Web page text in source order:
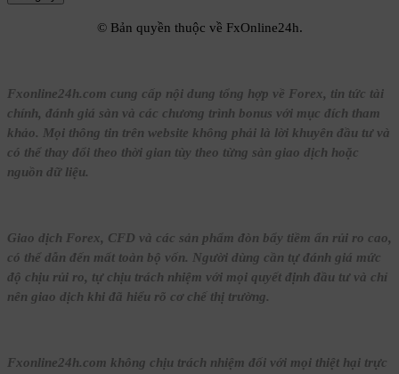
© Bản quyền thuộc về FxOnline24h.
Fxonline24h.com cung cấp nội dung tổng hợp về Forex, tin tức tài
chính, đánh giá sàn và các chương trình bonus với mục đích tham
khảo. Mọi thông tin trên website không phải là lời khuyên đầu tư và
có thể thay đổi theo thời gian tùy theo từng sàn giao dịch hoặc
nguồn dữ liệu.
Giao dịch Forex, CFD và các sản phẩm đòn bẩy tiềm ẩn rủi ro cao,
có thể dẫn đến mất toàn bộ vốn. Người dùng cần tự đánh giá mức
độ chịu rủi ro, tự chịu trách nhiệm với mọi quyết định đầu tư và chỉ
nên giao dịch khi đã hiểu rõ cơ chế thị trường.
Fxonline24h.com không chịu trách nhiệm đối với mọi thiệt hại trực